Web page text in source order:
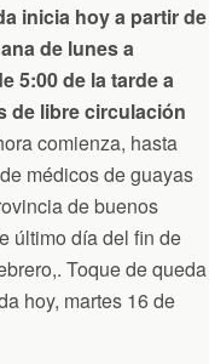
inicia hoy a partir de
de lunes a
5:00 de la tarde a
de libre circulación
comienza, hasta
médicos de guayas
de buenos
último día del fin de
Toque de queda
hoy, martes 16 de